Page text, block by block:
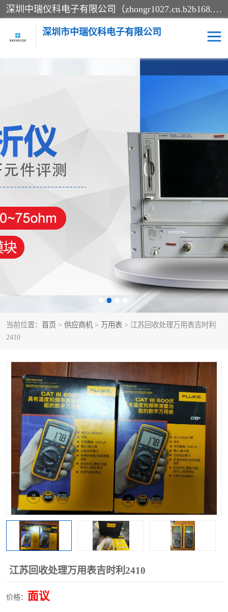
深圳中瑞仪科电子有限公司（zhongr1027.cn.b2b168.com）主要从事回收二手仪器，工厂仪器，回收示波器，KeysightE4980A，FLUKE754，MT8852B，IFR3920，Agilent N4010A，MT8852B等业务，全国统一热线：13570873835。深圳中瑞仪科电子有限公司整批或单出，专业评估高价回收工厂闲置仪器。
深圳市中瑞仪科电子有限公司
当前位置： 首页 > 供应商机 > 万用表 > 江苏回收处理万用表吉时利
2410
江苏回收处理万用表吉时利2410
价格： 面议
电阻-功率计 频谱分析仪
万用表 综合测试仪
蓝牙测试仪 网络分析仪
过程校验仪 电桥测试仪
泰克示波器 电池测试仪
函数信号发生器
校准件
阻抗分析仪
音频分析仪